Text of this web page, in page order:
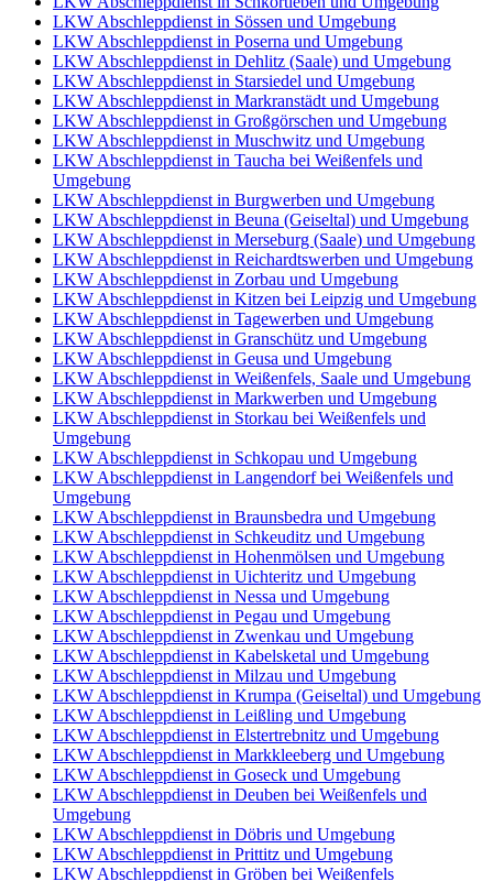
LKW Abschleppdienst in Sössen und Umgebung
LKW Abschleppdienst in Poserna und Umgebung
LKW Abschleppdienst in Dehlitz (Saale) und Umgebung
LKW Abschleppdienst in Starsiedel und Umgebung
LKW Abschleppdienst in Markranstädt und Umgebung
LKW Abschleppdienst in Großgörschen und Umgebung
LKW Abschleppdienst in Muschwitz und Umgebung
LKW Abschleppdienst in Taucha bei Weißenfels und
Umgebung
LKW Abschleppdienst in Burgwerben und Umgebung
LKW Abschleppdienst in Beuna (Geiseltal) und Umgebung
LKW Abschleppdienst in Merseburg (Saale) und Umgebung
LKW Abschleppdienst in Reichardtswerben und Umgebung
LKW Abschleppdienst in Zorbau und Umgebung
LKW Abschleppdienst in Kitzen bei Leipzig und Umgebung
LKW Abschleppdienst in Tagewerben und Umgebung
LKW Abschleppdienst in Granschütz und Umgebung
LKW Abschleppdienst in Geusa und Umgebung
LKW Abschleppdienst in Weißenfels, Saale und Umgebung
LKW Abschleppdienst in Markwerben und Umgebung
LKW Abschleppdienst in Storkau bei Weißenfels und
Umgebung
LKW Abschleppdienst in Schkopau und Umgebung
LKW Abschleppdienst in Langendorf bei Weißenfels und
Umgebung
LKW Abschleppdienst in Braunsbedra und Umgebung
LKW Abschleppdienst in Schkeuditz und Umgebung
LKW Abschleppdienst in Hohenmölsen und Umgebung
LKW Abschleppdienst in Uichteritz und Umgebung
LKW Abschleppdienst in Nessa und Umgebung
LKW Abschleppdienst in Pegau und Umgebung
LKW Abschleppdienst in Zwenkau und Umgebung
LKW Abschleppdienst in Kabelsketal und Umgebung
LKW Abschleppdienst in Milzau und Umgebung
LKW Abschleppdienst in Krumpa (Geiseltal) und Umgebung
LKW Abschleppdienst in Leißling und Umgebung
LKW Abschleppdienst in Elstertrebnitz und Umgebung
LKW Abschleppdienst in Markkleeberg und Umgebung
LKW Abschleppdienst in Goseck und Umgebung
LKW Abschleppdienst in Deuben bei Weißenfels und
Umgebung
LKW Abschleppdienst in Döbris und Umgebung
LKW Abschleppdienst in Prittitz und Umgebung
LKW Abschleppdienst in Gröben bei Weißenfels